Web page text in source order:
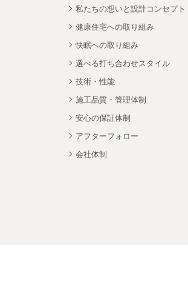
私たちの想いと設計コンセプト
健康住宅への取り組み
快眠への取り組み
選べる打ち合わせスタイル
技術・性能
施工品質・管理体制
安心の保証体制
アフターフォロー
会社体制